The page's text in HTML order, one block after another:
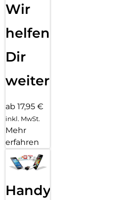
Wir
helfen
Dir
weiter
ab 17,95 €
inkl. MwSt.
Mehr
erfahren
Handy